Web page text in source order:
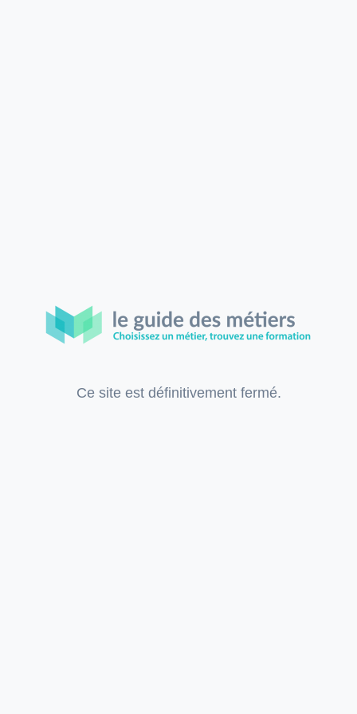
Ce site est définitivement fermé.